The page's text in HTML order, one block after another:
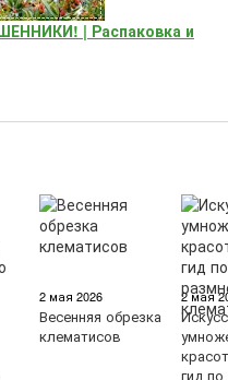
| Распаковка и
2 мая 2026
Весенняя обрезка
клематисов
2 мая
гид по